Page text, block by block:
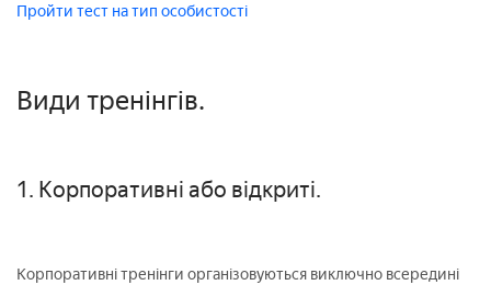
Пройти тест на тип особистості
Види тренінгів.
1. Корпоративні або відкриті.
Корпоративні тренінги організовуються виключно всередині